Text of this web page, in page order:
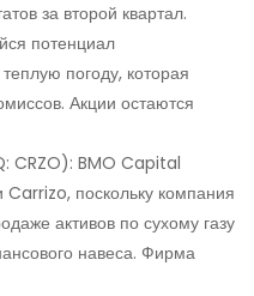
за второй квартал.
потенциал
погоду, которая
Акции остаются
CRZO): BMO Capital
поскольку компания
активов по сухому газу
навеса. Фирма